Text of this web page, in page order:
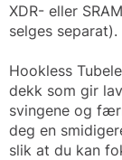
XDR- eller
selges separat).
Hookless
dekk som gir
svingene og
deg en
slik at du kan